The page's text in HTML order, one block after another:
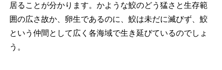
居ることが分かります。かような鮫のどう猛さと生存範
囲の広さ故か、卵生であるのに、鮫は未だに滅びず、鮫
という仲間として広く各海域で生き延びているのでしょ
う。